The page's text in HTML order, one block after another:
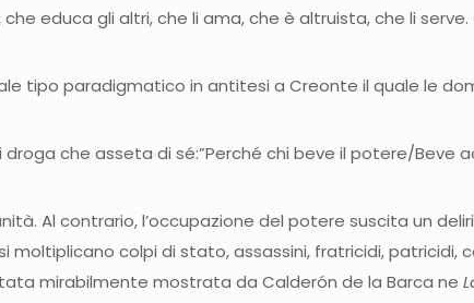
educa gli altri, che li ama, che è altruista, che li
tipo paradigmatico in antitesi a Creonte il quale le
che asseta di sé:”Perché chi beve il potere/Beve
Al contrario, l’occupazione del potere suscita un
colpi di stato, assassini, fratricidi, patricidi,
mirabilmente mostrata da Calderón de la Barca ne